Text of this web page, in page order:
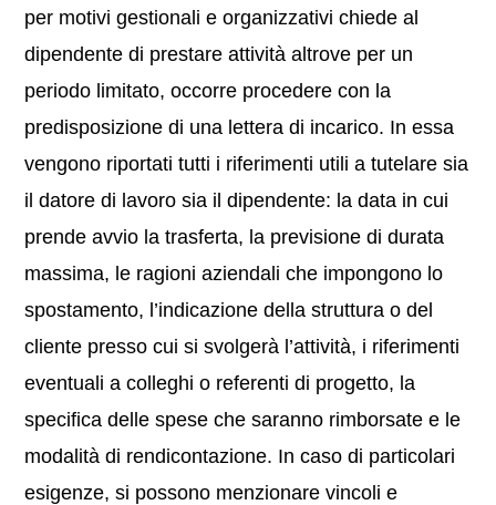
per motivi gestionali e organizzativi chiede al
dipendente di prestare attività altrove per un
periodo limitato, occorre procedere con la
predisposizione di una lettera di incarico. In essa
vengono riportati tutti i riferimenti utili a tutelare sia
il datore di lavoro sia il dipendente: la data in cui
prende avvio la trasferta, la previsione di durata
massima, le ragioni aziendali che impongono lo
spostamento, l’indicazione della struttura o del
cliente presso cui si svolgerà l’attività, i riferimenti
eventuali a colleghi o referenti di progetto, la
specifica delle spese che saranno rimborsate e le
modalità di rendicontazione. In caso di particolari
esigenze, si possono menzionare vincoli e